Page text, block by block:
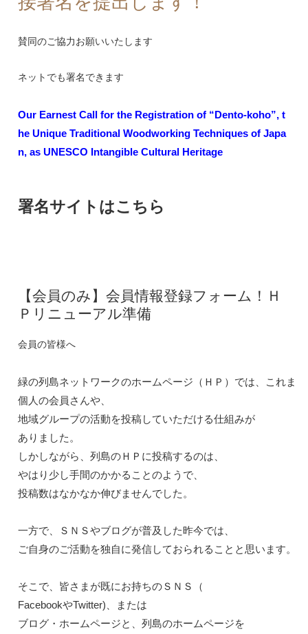
賛同のご協力お願いいたします
ネットでも署名できます
Our Earnest Call for the Registration of “Dento-koho”, t
he Unique Traditional Woodworking Techniques of Japa
n, as UNESCO Intangible Cultural Heritage
署名サイトはこちら
【会員のみ】会員情報登録フォーム！Ｈ
Ｐリニューアル準備
会員の皆様へ
緑の列島ネットワークのホームページ（ＨＰ）では、これま
個人の会員さんや、
地域グループの活動を投稿していただける仕組みが
ありました。
しかしながら、列島のＨＰに投稿するのは、
やはり少し手間のかかることのようで、
投稿数はなかなか伸びませんでした。
一方で、ＳＮＳやブログが普及した昨今では、
ご自身のご活動を独自に発信しておられることと思います。
そこで、皆さまが既にお持ちのＳＮＳ（
FacebookやTwitter)、または
ブログ・ホームページと、列島のホームページを